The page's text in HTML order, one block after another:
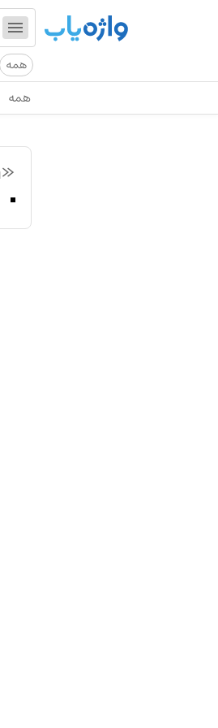
همه
همه
«carniolan»